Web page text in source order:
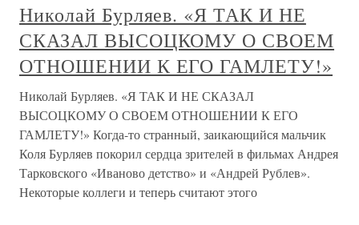
Николай Бурляев. «Я ТАК И НЕ
СКАЗАЛ ВЫСОЦКОМУ О СВОЕМ
ОТНОШЕНИИ К ЕГО ГАМЛЕТУ!»
Николай Бурляев. «Я ТАК И НЕ СКАЗАЛ
ВЫСОЦКОМУ О СВОЕМ ОТНОШЕНИИ К ЕГО
ГАМЛЕТУ!» Когда-то странный, заикающийся мальчик
Коля Бурляев покорил сердца зрителей в фильмах Андрея
Тарковского «Иваново детство» и «Андрей Рублев».
Некоторые коллеги и теперь считают этого